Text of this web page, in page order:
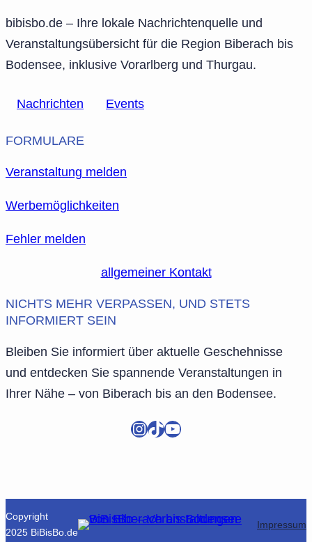
bibisbo.de – Ihre lokale Nachrichtenquelle und
Veranstaltungsübersicht für die Region Biberach bis
Bodensee, inklusive Vorarlberg und Thurgau.
Nachrichten Events
FORMULARE
Veranstaltung melden
Werbemöglichkeiten
Fehler melden
allgemeiner Kontakt
NICHTS MEHR VERPASSEN, UND STETS
INFORMIERT SEIN
Bleiben Sie informiert über aktuelle Geschehnisse
und entdecken Sie spannende Veranstaltungen in
Ihrer Nähe – von Biberach bis an den Bodensee.
InstagramTikTok YouTube
Copyright
2025 BiBisBo.de
Impressum